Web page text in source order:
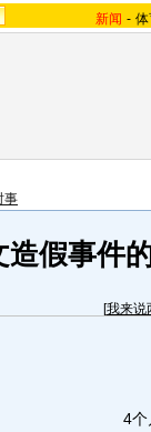
新闻 -
事
假事件
[我来说
4个月